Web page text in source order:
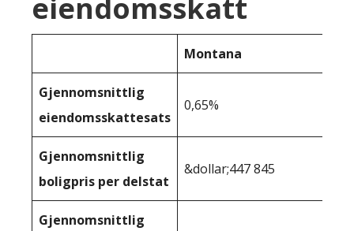
eiendomsskatt
Montana
Gjennomsnittlig
eiendomsskattesats
0,65%
Gjennomsnittlig
boligpris per delstat
&dollar;447 845
Gjennomsnittlig